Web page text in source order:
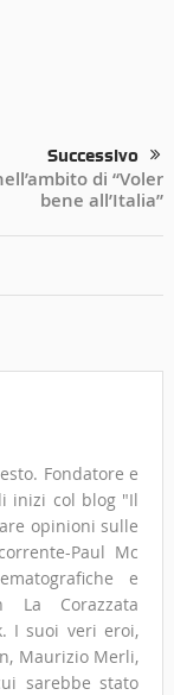
Successivo
di “Voler
bene all’Italia”
Fondatore e
inizi col blog "Il
opinioni sulle
Paul Mc
e
La Corazzata
I suoi veri eroi,
Maurizio Merli,
sarebbe stato